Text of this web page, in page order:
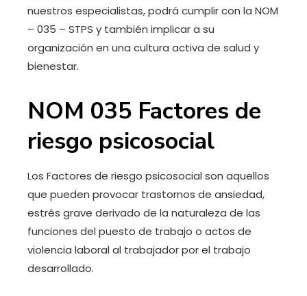
nuestros especialistas, podrá cumplir con la NOM
– 035 – STPS y también implicar a su
organización en una cultura activa de salud y
bienestar.
NOM 035 Factores de
riesgo psicosocial
Los Factores de riesgo psicosocial son aquellos
que pueden provocar trastornos de ansiedad,
estrés grave derivado de la naturaleza de las
funciones del puesto de trabajo o actos de
violencia laboral al trabajador por el trabajo
desarrollado.